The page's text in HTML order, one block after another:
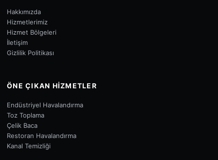
Hakkımızda
Hizmetlerimiz
Hizmet Bölgeleri
İletişim
Gizlilik Politikası
ÖNE ÇIKAN HIZMETLER
Endüstriyel Havalandırma
Toz Toplama
Çelik Baca
Restoran Havalandırma
Kanal Temizliği